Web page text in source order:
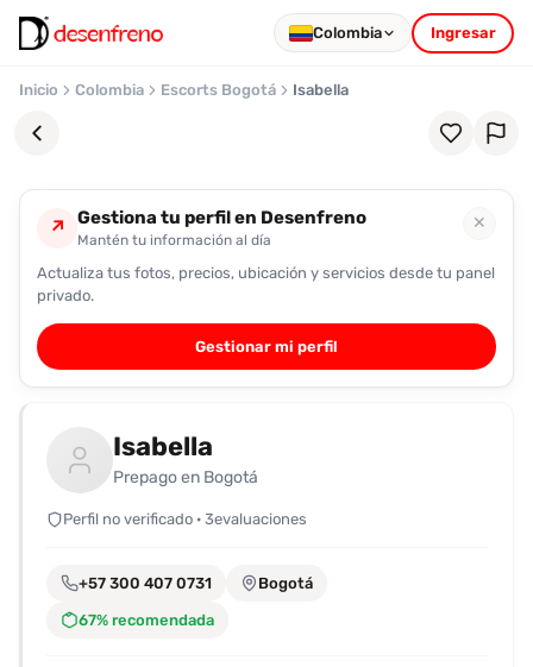
Colombia Ingresar
Inicio Colombia Escorts Bogotá Isabella
Favoritos
Pronto
podrás
registrarte
guardar
favoritas
para
fácilmente.
↗ Gestiona tu perfil en Desenfreno
Mantén tu información al día
✕
Actualiza tus fotos, precios, ubicación y servicios desde tu panel
privado.
Gestionar mi perfil
Isabella
Prepago en Bogotá
Perfil no verificado · 3evaluaciones
+57 300 407 0731 Bogotá
67% recomendada